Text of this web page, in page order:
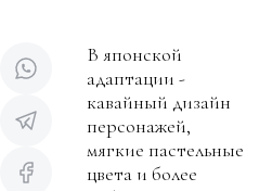
В японской
адаптации -
кавайный дизайн
персонажей,
мягкие пастельные
цвета и более